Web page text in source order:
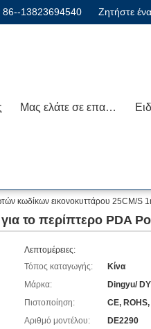
86--13823694540 Ζητήστε
Μας ελάτε σε επαφή με
κωδίκων εικονοκυττάρου 25CM/S
το περίπτερο PDA
Λεπτομέρειες:
Τόπος καταγωγής:
Κίνα
Μάρκα:
Dingyu/
Πιστοποίηση:
CE,
Αριθμό μοντέλου:
DE2290